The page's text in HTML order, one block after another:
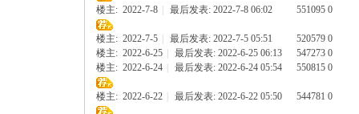
楼主: 2022-7-8 最后发表: 2022-7-8 06:02 551095 0
楼主: 2022-7-5 最后发表: 2022-7-5 05:51 520579 0
楼主: 2022-6-25 最后发表: 2022-6-25 06:13 547273 0
楼主: 2022-6-24 最后发表: 2022-6-24 05:54 550815 0
楼主: 2022-6-22 最后发表: 2022-6-22 05:50 544781 0